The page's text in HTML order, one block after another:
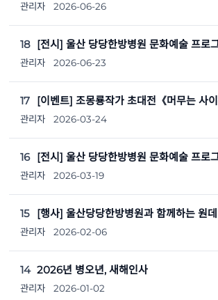
관리자 2026-06-26
18
관리자 2026-06-23
17
관리자 2026-03-24
16
관리자 2026-03-19
15 [행사] 울산당당한방병원과 함께하는 원
관리자 2026-02-06
14 2026년 병오년, 새해인사
관리자 2026-01-02